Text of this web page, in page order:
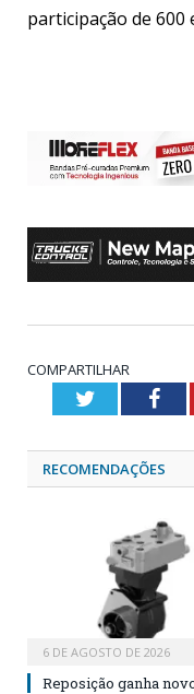
participação de 600
COMPARTILHAR
Twitter
RECOMENDAÇÕES
6 DE AGOSTO DE 2026
Reposição ganha